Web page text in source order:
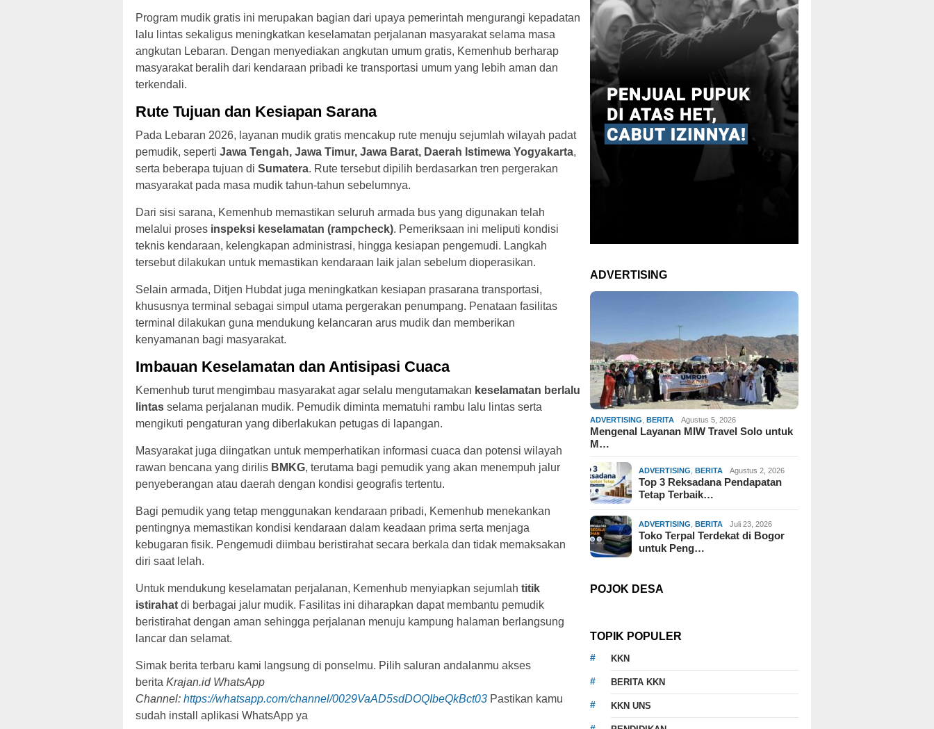
Program mudik gratis ini merupakan bagian dari upaya pemerintah mengurangi kepadatan
lalu lintas sekaligus meningkatkan keselamatan perjalanan masyarakat selama masa
angkutan Lebaran. Dengan menyediakan angkutan umum gratis, Kemenhub berharap
masyarakat beralih dari kendaraan pribadi ke transportasi umum yang lebih aman dan
terkendali.
Rute Tujuan dan Kesiapan Sarana
Pada Lebaran 2026, layanan mudik gratis mencakup rute menuju sejumlah wilayah padat
pemudik, seperti Jawa Tengah, Jawa Timur, Jawa Barat, Daerah Istimewa Yogyakarta,
serta beberapa tujuan di Sumatera. Rute tersebut dipilih berdasarkan tren pergerakan
masyarakat pada masa mudik tahun-tahun sebelumnya.
Dari sisi sarana, Kemenhub memastikan seluruh armada bus yang digunakan telah
melalui proses inspeksi keselamatan (rampcheck). Pemeriksaan ini meliputi kondisi
teknis kendaraan, kelengkapan administrasi, hingga kesiapan pengemudi. Langkah
tersebut dilakukan untuk memastikan kendaraan laik jalan sebelum dioperasikan.
Selain armada, Ditjen Hubdat juga meningkatkan kesiapan prasarana transportasi,
khususnya terminal sebagai simpul utama pergerakan penumpang. Penataan fasilitas
terminal dilakukan guna mendukung kelancaran arus mudik dan memberikan
kenyamanan bagi masyarakat.
Imbauan Keselamatan dan Antisipasi Cuaca
Kemenhub turut mengimbau masyarakat agar selalu mengutamakan keselamatan berlalu
lintas selama perjalanan mudik. Pemudik diminta mematuhi rambu lalu lintas serta
mengikuti pengaturan yang diberlakukan petugas di lapangan.
Masyarakat juga diingatkan untuk memperhatikan informasi cuaca dan potensi wilayah
rawan bencana yang dirilis BMKG, terutama bagi pemudik yang akan menempuh jalur
penyeberangan atau daerah dengan kondisi geografis tertentu.
Bagi pemudik yang tetap menggunakan kendaraan pribadi, Kemenhub menekankan
pentingnya memastikan kondisi kendaraan dalam keadaan prima serta menjaga
kebugaran fisik. Pengemudi diimbau beristirahat secara berkala dan tidak memaksakan
diri saat lelah.
Untuk mendukung keselamatan perjalanan, Kemenhub menyiapkan sejumlah titik
istirahat di berbagai jalur mudik. Fasilitas ini diharapkan dapat membantu pemudik
beristirahat dengan aman sehingga perjalanan menuju kampung halaman berlangsung
lancar dan selamat.
Simak berita terbaru kami langsung di ponselmu. Pilih saluran andalanmu akses
berita Krajan.id WhatsApp
Channel: https://whatsapp.com/channel/0029VaAD5sdDOQIbeQkBct03 Pastikan kamu
sudah install aplikasi WhatsApp ya
ADVERTISING
ADVERTISING ,BERITA Agustus 5, 2026
Mengenal Layanan MIW Travel Solo untuk
M…
ADVERTISING ,BERITA Agustus 2, 2026
Top 3 Reksadana Pendapatan
Tetap Terbaik…
ADVERTISING ,BERITA Juli 23, 2026
Toko Terpal Terdekat di Bogor
untuk Peng…
POJOK DESA
TOPIK POPULER
KKN
BERITA KKN
KKN UNS